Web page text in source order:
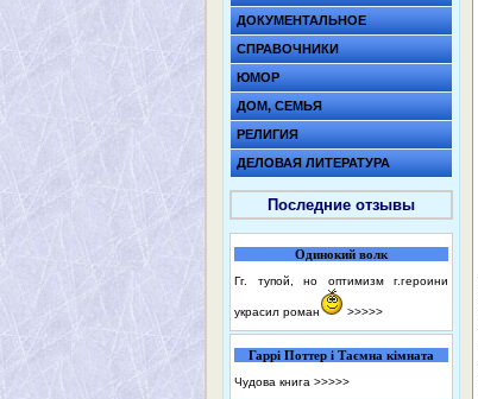
ДОКУМЕНТАЛЬНОЕ
СПРАВОЧНИКИ
ЮМОР
ДОМ, СЕМЬЯ
РЕЛИГИЯ
ДЕЛОВАЯ ЛИТЕРАТУРА
Последние отзывы
Одинокий волк
Гг. тупой, но оптимизм г.героини
украсил роман >>>>>
Гаррі Поттер і Таємна кімната
Чудова книга >>>>>